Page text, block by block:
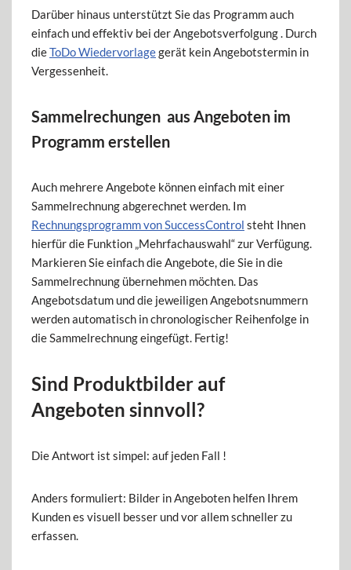
Darüber hinaus unterstützt Sie das Programm auch
einfach und effektiv bei der Angebotsverfolgung . Durch
dieToDo Wiedervorlagegerät kein Angebotstermin in
Vergessenheit.
Sammelrechungen aus Angeboten im
Programm erstellen
Auch mehrere Angebote können einfach mit einer
Sammelrechnung abgerechnet werden. Im
Rechnungsprogramm von SuccessControl steht Ihnen
hierfür die Funktion „Mehrfachauswahl“ zur Verfügung.
Markieren Sie einfach die Angebote, die Sie in die
Sammelrechnung übernehmen möchten. Das
Angebotsdatum und die jeweiligen Angebotsnummern
werden automatisch in chronologischer Reihenfolge in
die Sammelrechnung eingefügt. Fertig!
Sind Produktbilder auf
Angeboten sinnvoll?
Die Antwort ist simpel: auf jeden Fall !
Anders formuliert: Bilder in Angeboten helfen Ihrem
Kunden es visuell besser und vor allem schneller zu
erfassen.